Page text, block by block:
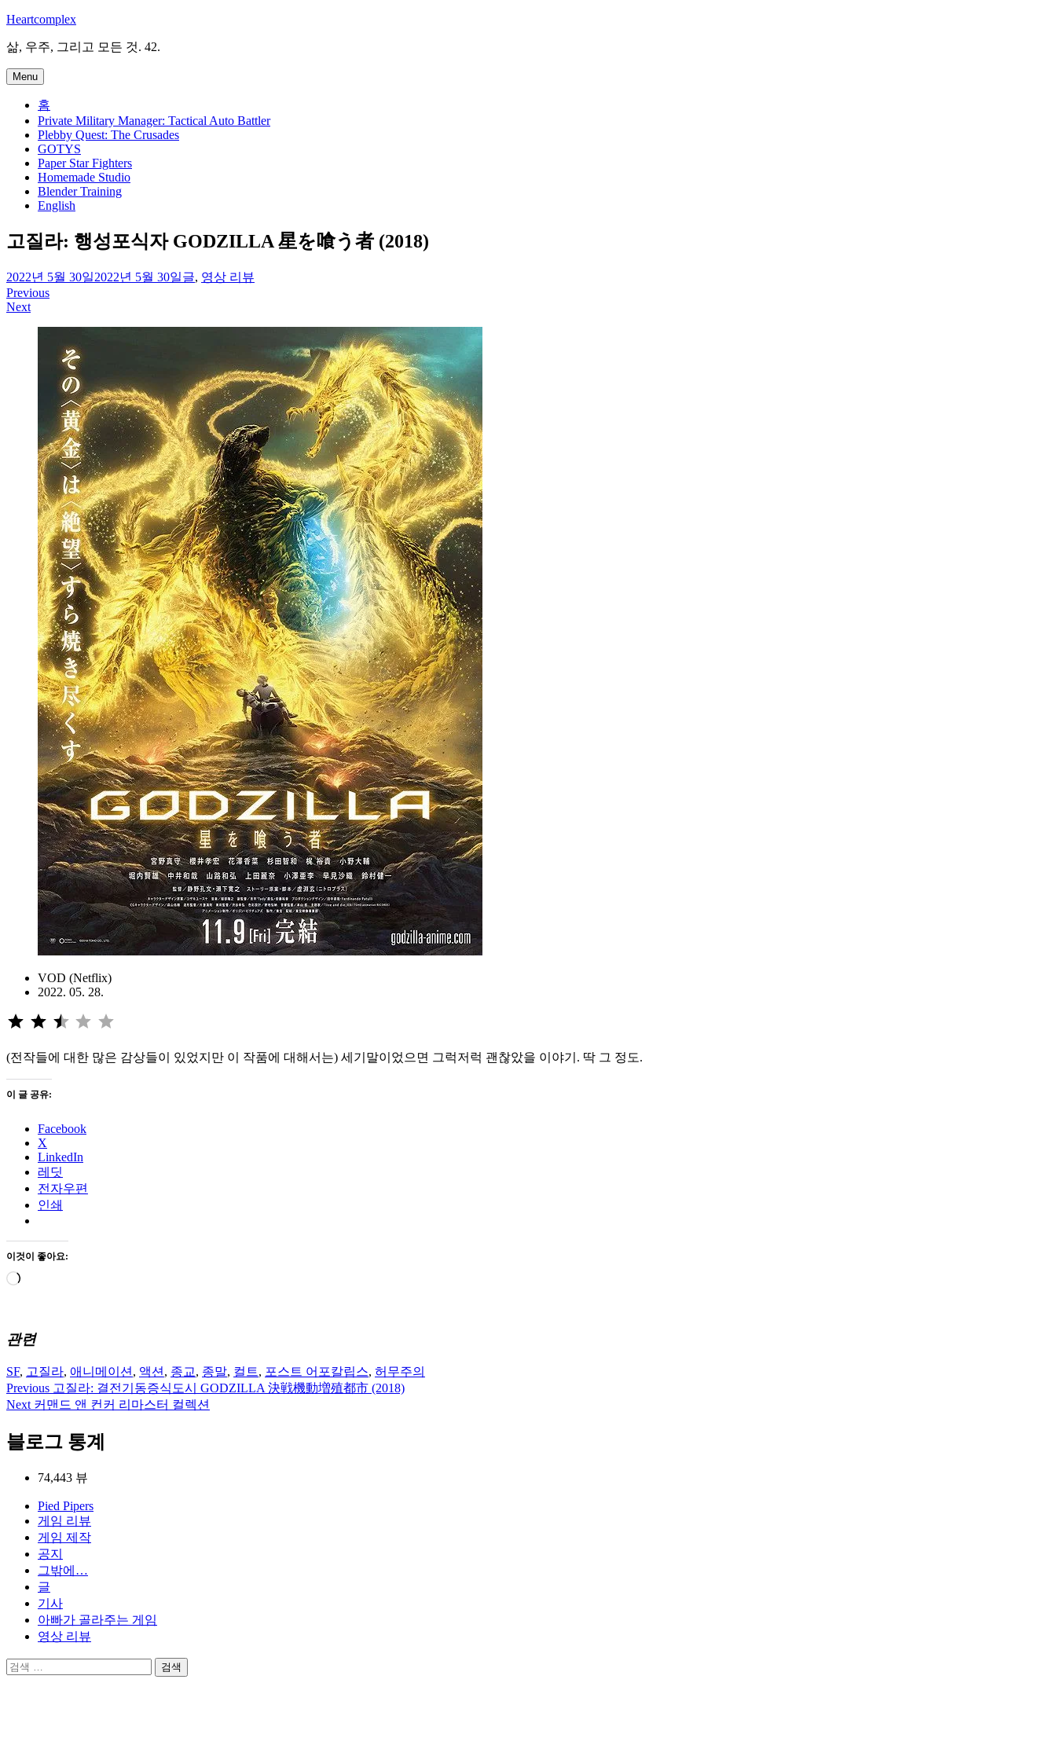
Skip
content
Heartcomplex
삶, 우주, 그리고 모든 것. 42.
Menu
홈
Private Military Manager: Tactical Auto Battler
Plebby Quest: The Crusades
GOTYS
Paper Star Fighters
Homemade Studio
Blender Training
English
고질라: 행성포식자 GODZILLA 星を喰う者 (2018)
irene
2022년 5월 30일2022년 5월 30일글, 영상 리뷰
글
Previous
Next
VOD (Netflix)
2022. 05. 28.
⭐
(전작들에 대한 많은 감상들이 있었지만 이 작품에 대해서는) 세기말이었으면 그럭저럭 괜찮았을 이야기. 딱 그 정도.
이 글 공유:
Facebook
X
LinkedIn
레딧
전자우편
인쇄
이것이 좋아요:
로
관련
SF, 고질라, 애니메이션 , 액션 , 종교, 종말, 컬트, 포스트 어포칼립스, 허무주의
글
색
Previous 고질라: 결전기동증식도시 GODZILLA 決戦機動増殖都市 (2018)
Next 커맨드 앤 컨커 리마스터 컬렉션
블로그 통계
74,443 뷰
Pied Pipers
게임 리뷰
게임 제작
공지
그밖에…
글
기사
아빠가 골라주는 게임
영상 리뷰
검